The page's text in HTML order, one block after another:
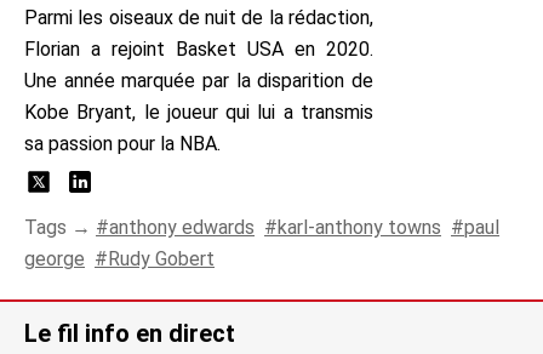
Parmi les oiseaux de nuit de la rédaction,
Florian a rejoint Basket USA en 2020.
Une année marquée par la disparition de
Kobe Bryant, le joueur qui lui a transmis
sa passion pour la NBA.
Tags → anthony edwards karl-anthony towns
paul
george
Rudy Gobert
Le fil info en direct